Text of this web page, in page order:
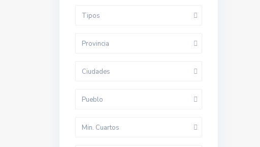
Tipos
Provincia
Ciudades
Pueblo
Min. Cuartos